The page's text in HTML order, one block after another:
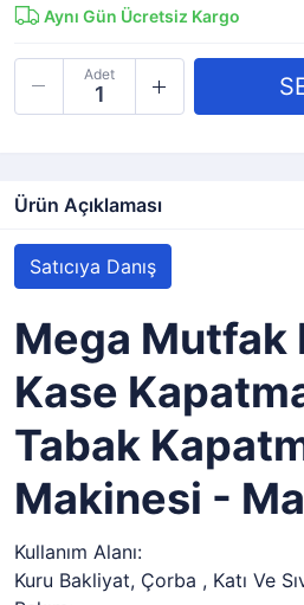
Aynı Gün Ücretsiz Kargo
Adet
Ürün Açıklaması
Satıcıya Danış
Mega Mutfak
Kase
Tabak
Makinesi -
Kullanım Alanı:
Kuru Bakliyat, Çorba , Katı Ve